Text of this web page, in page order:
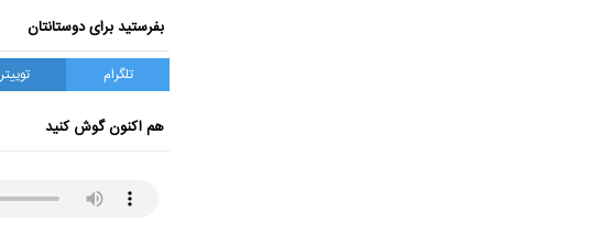
بفرستید برای دوستانتان
تلگرام توییتر
هم اکنون گوش کنید